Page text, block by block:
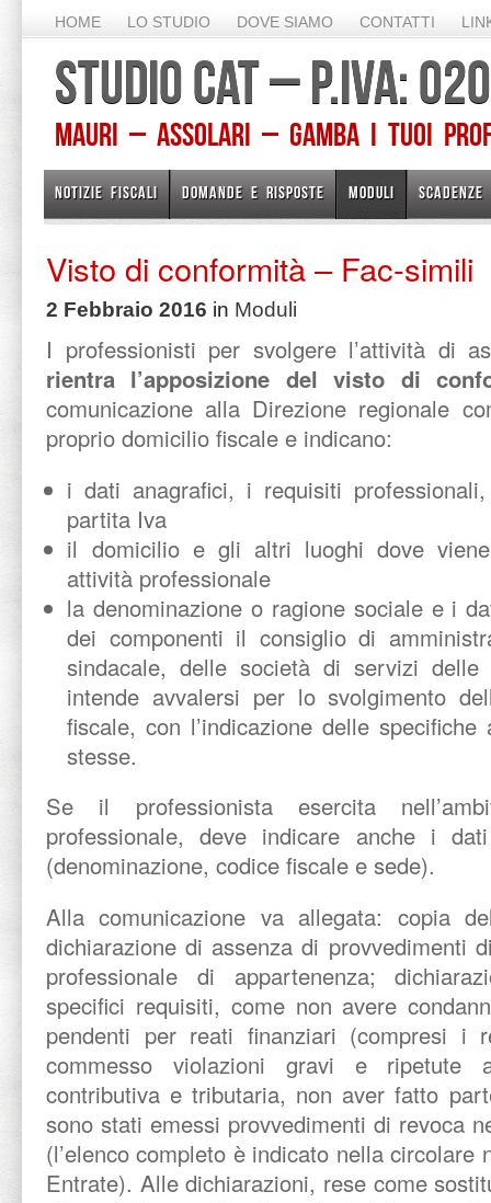
HOME LO STUDIO DOVE SIAMO CONTATTI
STUDIO CAT – P.IVA:
Mauri – Assolari – Gamba I TUOI
NOTIZIE FISCALI DOMANDE E RISPOSTE MODULI SCADENZE
Visto di conformità – Fac-simili
2 Febbraio 2016 in Moduli
I professionisti per svolgere l’attività di
rientra l’apposizione del visto di
comunicazione alla Direzione regionale
proprio domicilio fiscale e indicano:
i dati anagrafici, i requisiti
partita Iva
il domicilio e gli altri luoghi dove
attività professionale
la denominazione o ragione sociale e i
dei componenti il consiglio di
sindacale, delle società di servizi delle
intende avvalersi per lo svolgimento
fiscale, con l’indicazione delle
stesse.
Se il professionista esercita
professionale, deve indicare anche i
(denominazione, codice fiscale e sede).
Alla comunicazione va allegata: copia
dichiarazione di assenza di provvedimenti
professionale di appartenenza;
specifici requisiti, come non avere
pendenti per reati finanziari (compresi i
commesso violazioni gravi e ripetute
contributiva e tributaria, non aver fatto
sono stati emessi provvedimenti di revoca
(l’elenco completo è indicato nella circolare
Entrate). Alle dichiarazioni, rese come